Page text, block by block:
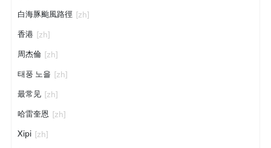
白海豚颱風路徑 [zh]
香港 [zh]
周杰倫 [zh]
태풍 노을 [zh]
最常见 [zh]
哈雷奎恩 [zh]
Xipi [zh]